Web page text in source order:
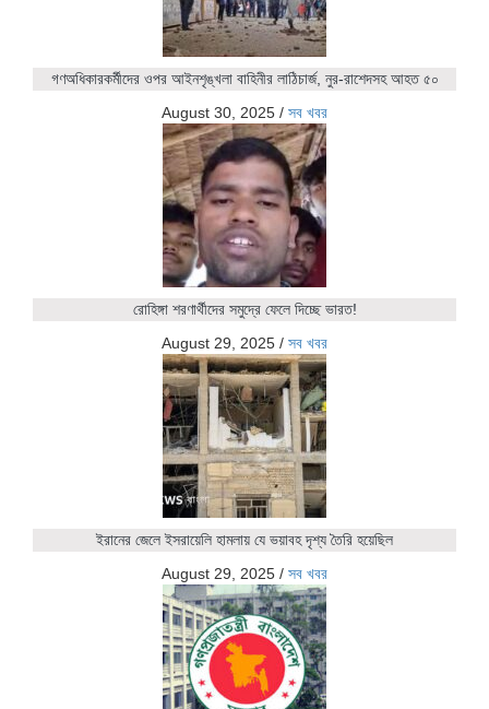
গণঅধিকারকর্মীদের ওপর আইনশৃঙ্খলা বাহিনীর লাঠিচার্জ, নুর-রাশেদসহ আহত ৫০
August 30, 2025 / সব খবর
রোহিঙ্গা শরণার্থীদের সমুদ্রে ফেলে দিচ্ছে ভারত!
August 29, 2025 / সব খবর
ইরানের জেলে ইসরায়েলি হামলায় যে ভয়াবহ দৃশ্য তৈরি হয়েছিল
August 29, 2025 / সব খবর